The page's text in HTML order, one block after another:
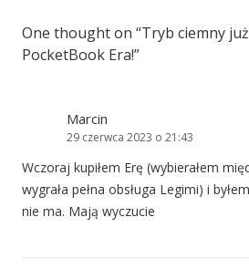
One thought on “Tryb ciemny
PocketBook Era!”
Marcin
29 czerwca 2023 o 21:43
Wczoraj kupiłem Erę (wybierałem
wygrała pełna obsługa Legimi) i
nie ma. Mają wyczucie